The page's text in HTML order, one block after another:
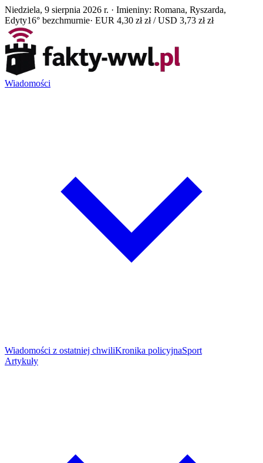
Niedziela, 9 sierpnia 2026 r. · Imieniny: Romana, Ryszarda,
Edyty16° bezchmurnie· EUR 4,30 zł zł / USD 3,73 zł zł
Wiadomości
Wiadomości z ostatniej chwiliKronika policyjnaSport
Artykuły